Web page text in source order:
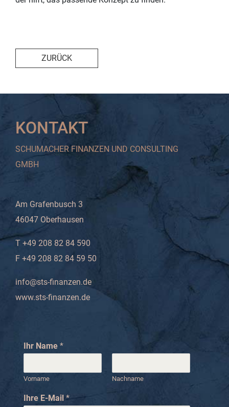
ZURÜCK
KONTAKT
SCHUMACHER FINANZEN UND CONSULTING
GMBH
Am Grafenbusch 3
46047 Oberhausen
T +49 208 82 84 590
F +49 208 82 84 59 50
info@sts-finanzen.de
www.sts-finanzen.de
Ihr Name *
Vorname Nachname
Ihre E-Mail *